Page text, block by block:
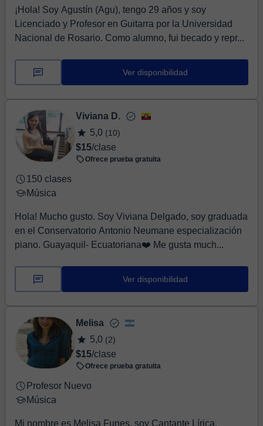
¡Hola! Soy Agustín (Agu), tengo 29 años y soy
Licenciado y Profesor en Guitarra por la Universidad
Nacional de Rosario. Como alumno, fui becado y repr...
Ver disponibilidad
Viviana D.
5,0 (10)
$15/clase
Ofrece prueba gratuita
150 clases
Música
Hola! Mucho gusto. Soy Viviana Delgado, soy graduada
en el Conservatorio Antonio Neumane especialización
piano. Guayaquil- Ecuatoriana❤️ Me gusta much...
Ver disponibilidad
Melisa
5,0 (2)
$15/clase
Ofrece prueba gratuita
Profesor Nuevo
Música
Mi nombre es Melisa Funes, soy Cantante Lírica,